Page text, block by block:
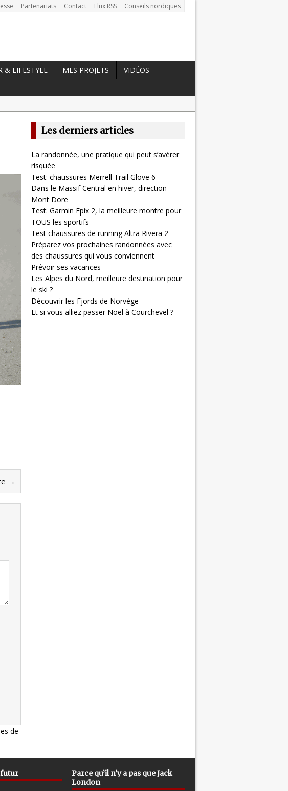
Partenariats Contact Flux RSS Conseils nordiques
& LIFESTYLE MES PROJETS
VIDÉOS
→
de
Les derniers articles
La randonnée, une pratique qui peut s’avérer
risquée
Test: chaussures Merrell Trail Glove 6
Dans le Massif Central en hiver, direction
Mont Dore
Test: Garmin Epix 2, la meilleure montre pour
TOUS les sportifs
Test chaussures de running Altra Rivera 2
Préparez vos prochaines randonnées avec
des chaussures qui vous conviennent
Prévoir ses vacances
Les Alpes du Nord, meilleure destination pour
le ski ?
Découvrir les Fjords de Norvège
Et si vous alliez passer Noël à Courchevel ?
futur
Parce qu’il n’y a pas que Jack
London